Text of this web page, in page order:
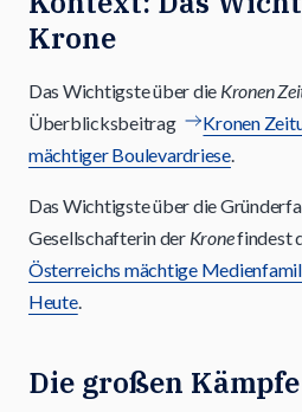
Krone
Das Wichtigste über die Kronen
Überblicksbeitrag
Kronen
mächtiger Boulevardriese.
Das Wichtigste über die
Gesellschafterin der Kronefindest
Österreichs mächtige
Heute.
Die großen